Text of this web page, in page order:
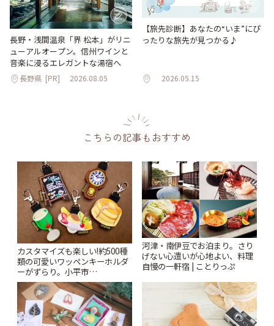
長野・浅間温泉「界 松本」がリニ
ューアルオープン。信州ワインと
音楽に浸るエレガントな湯宿へ
長野県 [PR] 2026.08.05
【旅先診断】あなたの“いま”にぴ
ったりな旅先が見つかる♪
2026.05.15
こちらの記事もおすすめ
カスタマイズも楽しい!約500種
類の可愛いワッペンキーホルダ
ーがずらり。小平市
「Kimamaya T&K」 | ことりっ
ぷ
河津・南伊豆でお泊まり。さり
げない心遣いが心地よい、料理
自慢の一軒宿 | ことりっぷ